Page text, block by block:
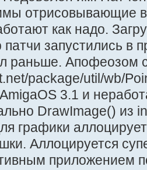
отрисовывающие
как надо.
патчи запустились в
раньше. Апофеозом
package/util/wb/
3.1 и
DrawImage() из
графики
Аллоцируется
приложением